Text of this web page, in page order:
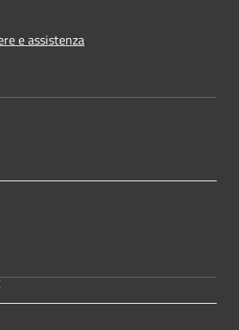
e assistenza